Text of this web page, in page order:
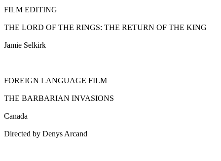
FILM EDITING
THE LORD OF THE RINGS: THE RETURN OF THE KING
Jamie Selkirk
FOREIGN LANGUAGE FILM
THE BARBARIAN INVASIONS
Canada
Directed by Denys Arcand